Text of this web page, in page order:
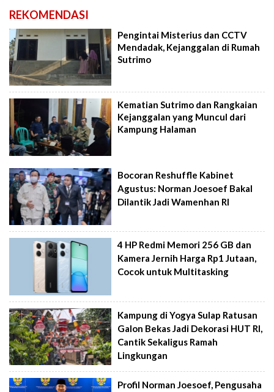
REKOMENDASI
Pengintai Misterius dan CCTV
Mendadak, Kejanggalan di Rumah
Sutrimo
Kematian Sutrimo dan Rangkaian
Kejanggalan yang Muncul dari
Kampung Halaman
Bocoran Reshuffle Kabinet
Agustus: Norman Joesoef Bakal
Dilantik Jadi Wamenhan RI
4 HP Redmi Memori 256 GB dan
Kamera Jernih Harga Rp1 Jutaan,
Cocok untuk Multitasking
Kampung di Yogya Sulap Ratusan
Galon Bekas Jadi Dekorasi HUT RI,
Cantik Sekaligus Ramah
Lingkungan
Profil Norman Joesoef, Pengusaha